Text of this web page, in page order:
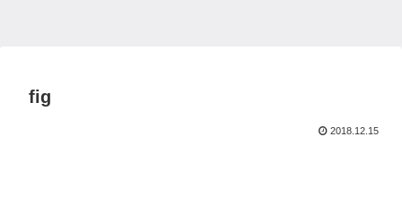
fig
2018.12.15